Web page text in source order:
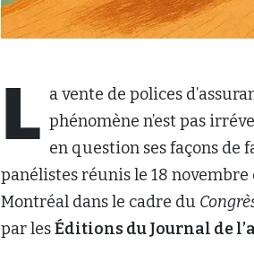
L a vente de polices
phénomène n’est pas
en question ses façons de
panélistes réunis le 18
Montréal dans le cadre du
par lesÉditions du Journal de